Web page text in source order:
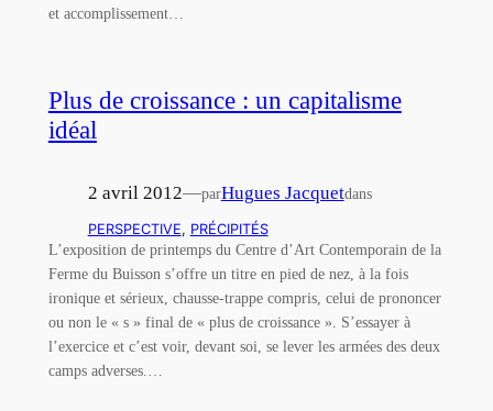
et accomplissement…
Plus de croissance : un capitalisme
idéal
2 avril 2012—parHugues Jacquetdans
PERSPECTIVE, PRÉCIPITÉS
L’exposition de printemps du Centre d’Art Contemporain de la
Ferme du Buisson s’offre un titre en pied de nez, à la fois
ironique et sérieux, chausse-trappe compris, celui de prononcer
ou non le « s » final de « plus de croissance ». S’essayer à
l’exercice et c’est voir, devant soi, se lever les armées des deux
camps adverses.…